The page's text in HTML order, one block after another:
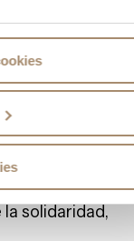
en 1973
En los
un club
a RUGBY al
una entidad
y el
solidaridad,